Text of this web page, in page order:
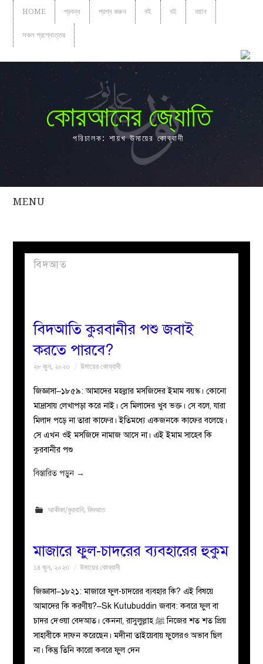
HOME প্রবন্ধ প্রশ্ন করুন বই বই বয়ান
সকল প্রশ্নোত্তর
কোরআনের জ্যোতি
পরিচালক: শায়খ উমায়ের কোব্বাদী
MENU
সকল
প্রবন্ধ
নারীদের
পাতা
মজলিস
প্রশ্ন
করুন
বিদআত
বিদআতি কুরবানীর পশু জবাই
করতে পারবে?
২৮ জুন, ২০২৩ উমায়ের কোব্বাদী
জিজ্ঞাসা–১৮৫৯: আমাদের মহল্লার মসজিদের ইমাম বয়স্ক। কোনো
মাদ্রাসায় লেখাপড়া করে নাই। সে মিলাদের খুব ভক্ত। সে বলে, যারা
মিলাদ পড়ে না তারা কাফের। ইতিমধ্যে একজনকে কাফের বলেছে।
সে এখন ওই মসজিদে নামাজ আসে না। এই ইমাম সাহেব কি
কুরবানীর পশু
বিস্তারিত পড়ুন →
আকীকা/কুরবানি, বিদআত
মাজারে ফুল-চাদরের ব্যবহারের হুকুম
১৪ জুন, ২০২৩ উমায়ের কোব্বাদী
জিজ্ঞাসা–১৮২১: মাজারে ফুল-চাদরের ব্যবহার কি? এই বিষয়ে
আমাদের কি করণীয়?–Sk Kutubuddin জবাব: কবরে ফুল বা
চাদর দেওয়া বেদআত। কেননা, রাসুলুল্লাহ ﷺ নিজের শত শত প্রিয়
সাহাবীকে দাফন করেছেন। মদীনা তাইয়েবায় ফুলেরও অভাব ছিল
না। কিন্তু তিনি কারো কবরে ফুল দেন